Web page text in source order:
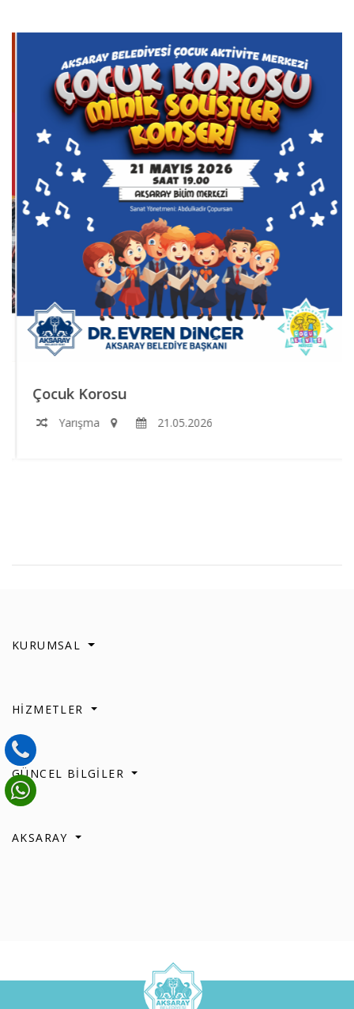
Çocuk Korosu
Yarışma 21.05.2026
KURUMSAL
HİZMETLER
GÜNCEL BİLGİLER
AKSARAY